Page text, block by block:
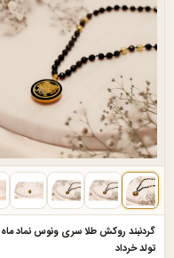
گردنبند روکش طلا سری ونوس نماد ماه
تولد خرداد